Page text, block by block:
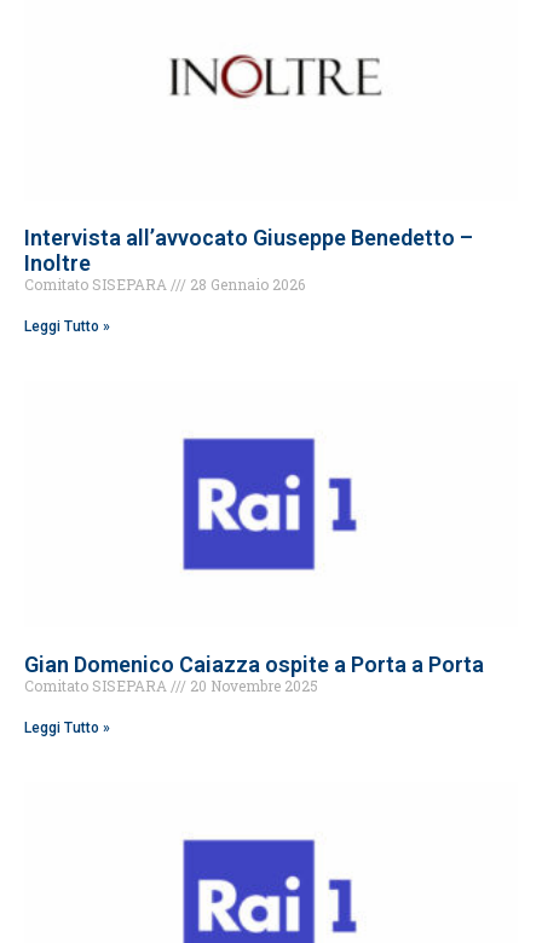
Intervista all’avvocato Giuseppe Benedetto –
Inoltre
Comitato SISEPARA 28 Gennaio 2026
Leggi Tutto »
Gian Domenico Caiazza ospite a Porta a Porta
Comitato SISEPARA 20 Novembre 2025
Leggi Tutto »